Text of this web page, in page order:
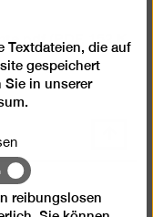
(PDF, 152 K
Textdateien, die auf
gespeichert
Sie in unserer
.
reibungslosen